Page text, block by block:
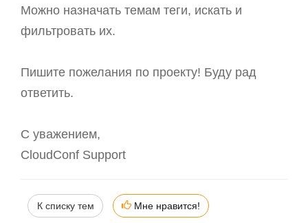
Можно назначать темам теги, искать и
фильтровать их.
Пишите пожелания по проекту! Буду рад
ответить.
С уважением,
CloudConf Support
К списку тем Мне нравится!